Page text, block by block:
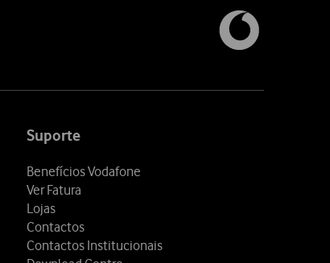
Suporte
Benefícios Vodafone
Ver Fatura
Lojas
Contactos
Contactos Institucionais